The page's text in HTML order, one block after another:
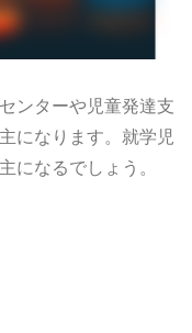
ンターや児童発達支
になります。就学児
になるでしょう。